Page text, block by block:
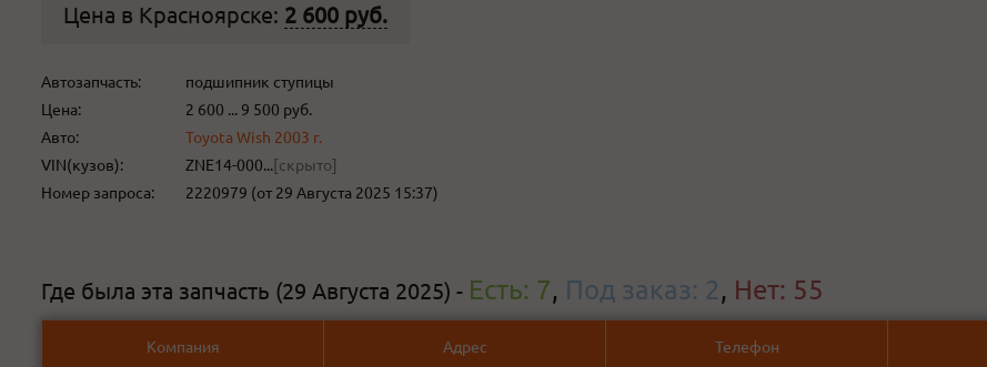
Цена в Красноярске: 2 600 руб.
Автозапчасть:
подшипник ступицы
Цена:
2 600 ... 9 500 руб.
Авто:
Toyota Wish 2003 г.
VIN(кузов):
ZNE14-000...[скрыто]
Номер запроса:
2220979 (от 29 Августа 2025 15:37)
Где была эта запчасть (29 Августа 2025) - Есть: 7, Под заказ: 2, Нет: 55
Компания Адрес Телефон